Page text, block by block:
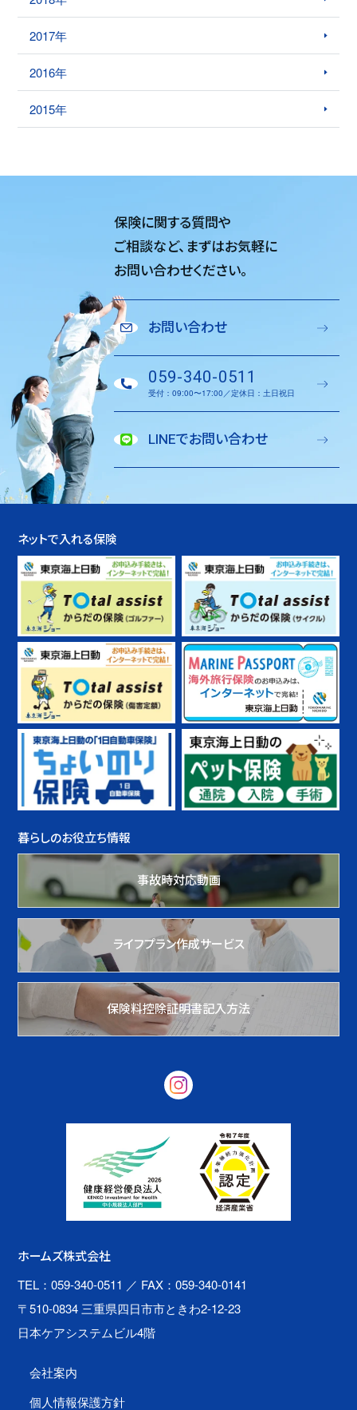
2017年
2016年
2015年
保険に関する質問や
ご相談など、 まずはお気軽に
お問い合わせください。
お問い合わせ
059-340-0511
受付：09:00〜17:00／定休日：土日祝日
LINEでお問い合わせ
ネットで入れる保険
暮らしのお役立ち情報
事故時対応動画
ライフプラン作成サービス
保険料控除証明書記入方法
ホームズ株式会社
TEL：059-340-0511 ／ FAX：059-340-0141
〒510-0834 三重県四日市市ときわ2-12-23
日本ケアシステムビル4階
会社案内
個人情報保護方針